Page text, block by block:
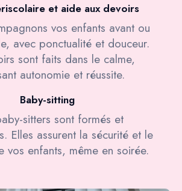
et aide aux devoirs
vos enfants avant ou
avec ponctualité et douceur.
sont faits dans le calme,
autonomie et réussite.
Baby-sitting
sitters sont formés et
Elles assurent la sécurité et le
vos enfants, même en soirée.